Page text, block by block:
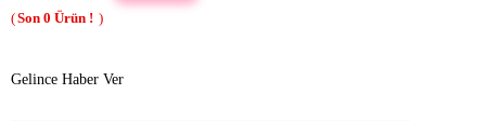
0
Gelince Haber Ver